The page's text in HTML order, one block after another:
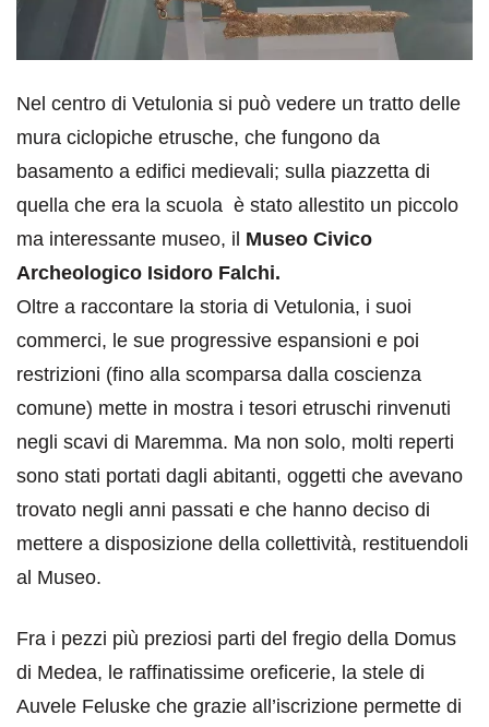
Nel centro di Vetulonia si può vedere un tratto delle
mura ciclopiche etrusche, che fungono da
basamento a edifici medievali; sulla piazzetta di
quella che era la scuola è stato allestito un piccolo
ma interessante museo, il Museo Civico
Archeologico Isidoro Falchi.
Oltre a raccontare la storia di Vetulonia, i suoi
commerci, le sue progressive espansioni e poi
restrizioni (fino alla scomparsa dalla coscienza
comune) mette in mostra i tesori etruschi rinvenuti
negli scavi di Maremma. Ma non solo, molti reperti
sono stati portati dagli abitanti, oggetti che avevano
trovato negli anni passati e che hanno deciso di
mettere a disposizione della collettività, restituendoli
al Museo.
Fra i pezzi più preziosi parti del fregio della Domus
di Medea, le raffinatissime oreficerie, la stele di
Auvele Feluske che grazie all’iscrizione permette di